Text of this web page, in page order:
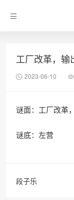
工厂改革，输
2023-06-10
谜面：工厂改革
谜底：左营
段子乐